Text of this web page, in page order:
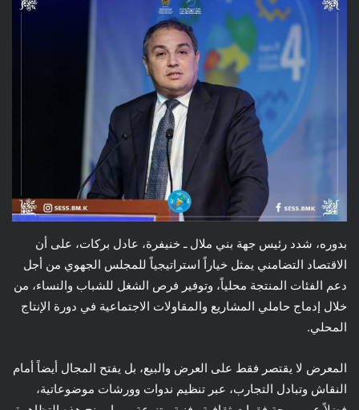
بدوره، شدد رئيس جهة بني ملال ـ خنيفرة، عادل بركات، على أن
الاقتصاد التضامني يمثل خياراً استراتيجياً للمجلس الجهوي من أجل
دعم الفئات المنتجة محلياً، وتوفير فرص الشغل للشباب والنساء، من
خلال إدماج حاملي المشاريع والمقاولات الاجتماعية في دورة الإنتاج
المحلي.
المعرض لا يقتصر فقط على العرض والبيع، بل يفتح المجال أيضاً أمام
النقاش وتبادل التجارب، عبر تنظيم ندوات وورشات موضوعاتية،